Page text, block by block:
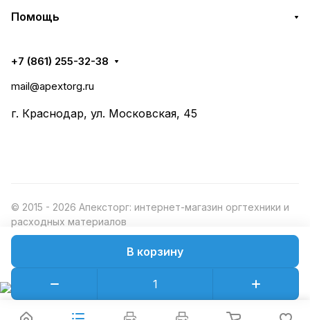
В корзину
Помощь
+7 (861) 255-32-38
mail@apextorg.ru
г. Краснодар, ул. Московская, 45
© 2015 - 2026 Апексторг: интернет-магазин оргтехники и
расходных материалов
Конфиденциальность